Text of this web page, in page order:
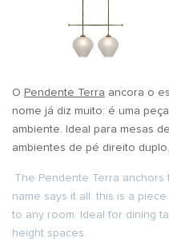
O Pendente Terra ancora o
nome já diz muito: é uma
ambiente. Ideal para mesas
ambientes de pé direito duplo.
The Pendente Terra anchors
name says it all: this is a
to any room. Ideal for dining
height spaces.